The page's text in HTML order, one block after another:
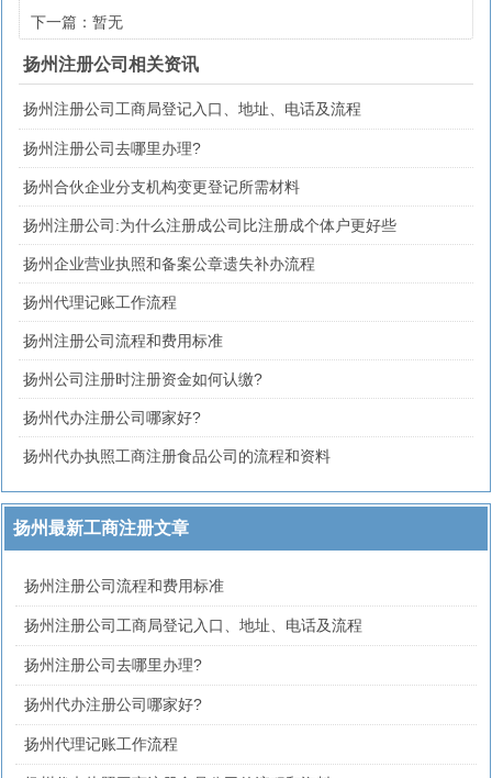
下一篇：暂无
扬州注册公司相关资讯
扬州注册公司工商局登记入口、地址、电话及流程
扬州注册公司去哪里办理?
扬州合伙企业分支机构变更登记所需材料
扬州注册公司:为什么注册成公司比注册成个体户更好些
扬州企业营业执照和备案公章遗失补办流程
扬州代理记账工作流程
扬州注册公司流程和费用标准
扬州公司注册时注册资金如何认缴?
扬州代办注册公司哪家好?
扬州代办执照工商注册食品公司的流程和资料
扬州最新工商注册文章
扬州注册公司流程和费用标准
扬州注册公司工商局登记入口、地址、电话及流程
扬州注册公司去哪里办理?
扬州代办注册公司哪家好?
扬州代理记账工作流程